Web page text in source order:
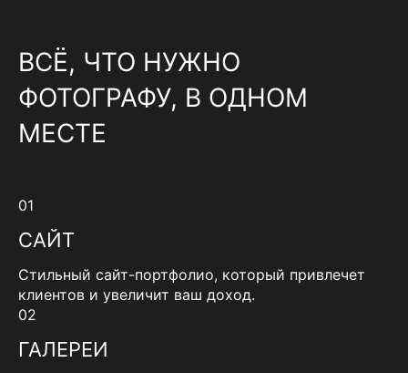
ВСЁ, ЧТО НУЖНО
ФОТОГРАФУ, В ОДНОМ
МЕСТЕ
01
САЙТ
Стильный сайт-портфолио, который привлечет
клиентов и увеличит ваш доход.
02
ГАЛЕРЕИ